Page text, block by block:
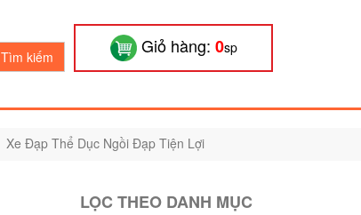
Tìm kiếm
Giỏ hàng: 0sp
Xe Đạp Thể Dục Ngồi Đạp Tiện Lợi
LỌC THEO DANH MỤC